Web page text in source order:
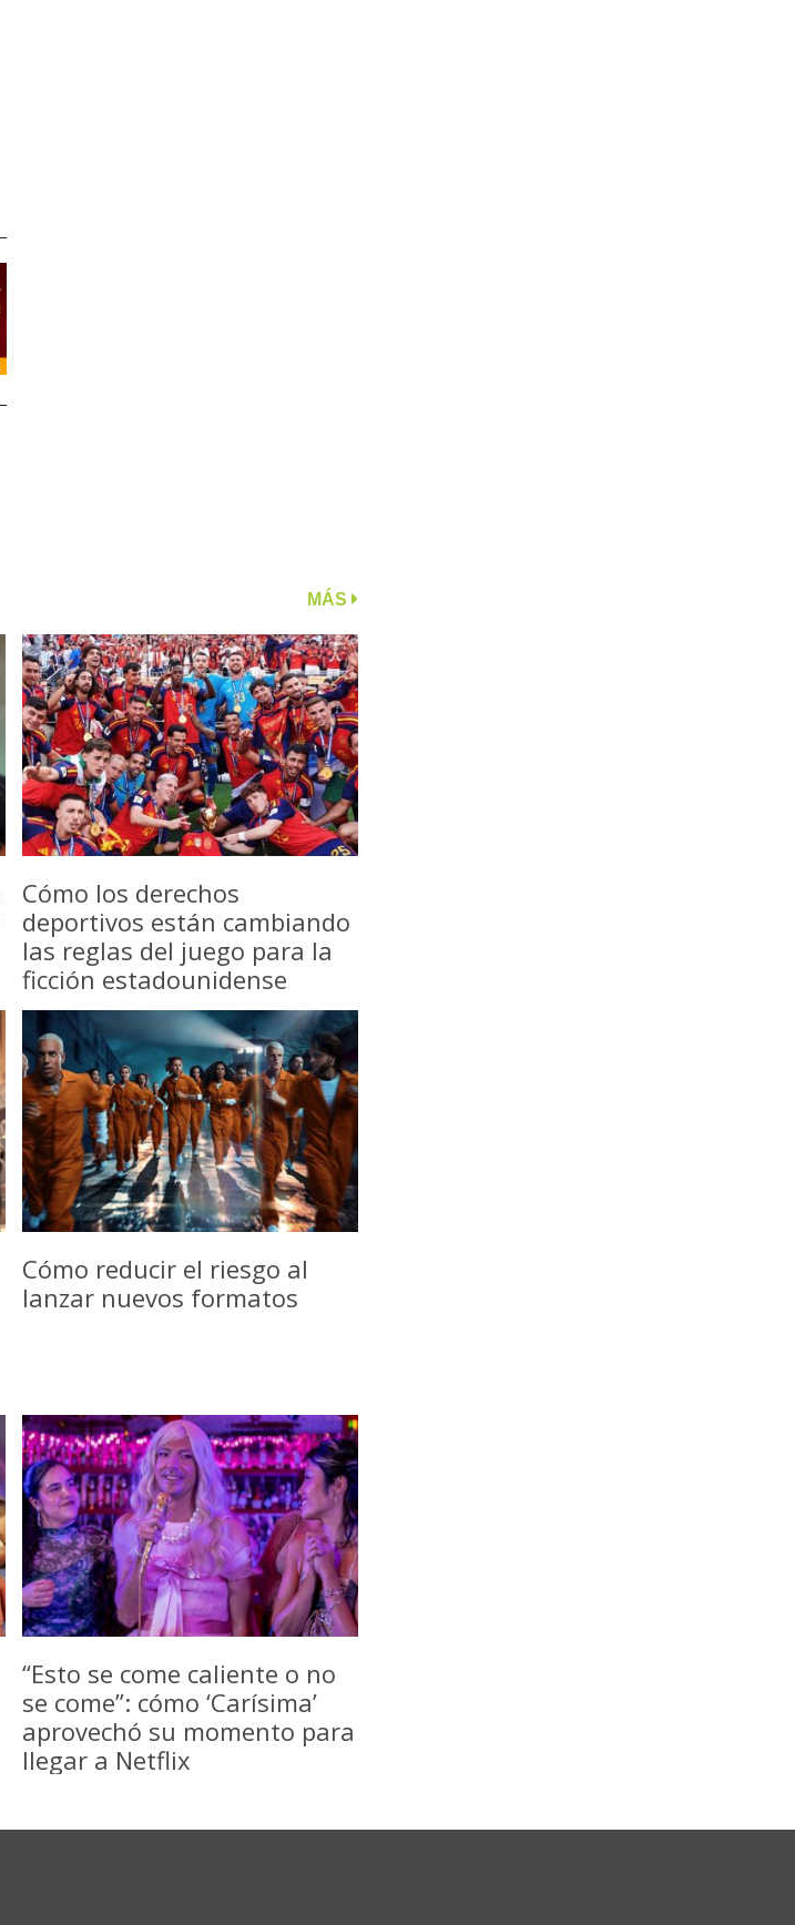
MÁS
Cómo los derechos
deportivos están cambiando
las reglas del juego para la
ficción estadounidense
Cómo reducir el riesgo al
lanzar nuevos formatos
“Esto se come caliente o no
se come”: cómo ‘Carísima’
aprovechó su momento para
llegar a Netflix